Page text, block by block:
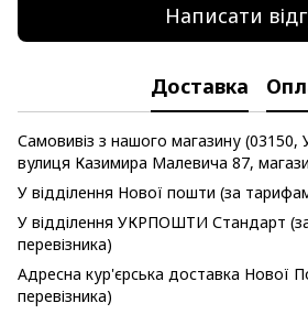
Написати
Доставка
Самовивіз з нашого магазину (03150,
вулиця Казимира Малевича 87,
У відділення Нової пошти (за
У відділення УКРПОШТИ Стандарт
перевізника)
Адресна кур'єрська доставка Нової
перевізника)